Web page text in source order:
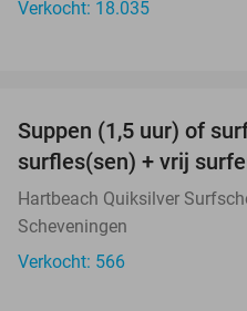
Verkocht: 18.035
Suppen (1,5 uur) of
surfles(sen) + vrij
Hartbeach Quiksilver
Scheveningen
Verkocht: 566